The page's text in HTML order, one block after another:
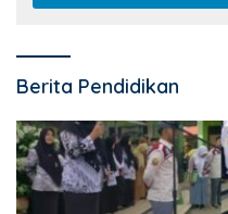
Berita Pendidikan